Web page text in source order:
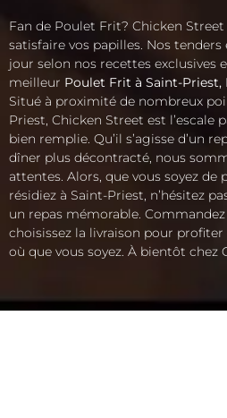
Fan de Poulet Frit? Chicken
satisfaire vos papilles. Nos
jour selon nos recettes exclusives
meilleur Poulet Frit à Saint-Priest,
Situé à proximité de nombreux
Priest, Chicken Street est l’escale
bien remplie. Qu’il s’agisse d’un
dîner plus décontracté, nous
attentes. Alors, que vous soyez de
résidiez à Saint-Priest, n’hésitez
un repas mémorable.
choisissez la livraison pour
où que vous soyez. À bientôt chez